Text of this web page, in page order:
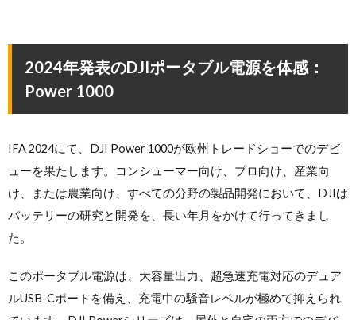
2024年発表のDJIポータブル電源を体感：
Power 1000
IFA 2024にて、DJI Power 1000が欧州トレードショーでのデビ
ューを果たします。コンシューマー向け、プロ向け、産業向
け、または農業向け、すべての分野の製品開発において、DJIは
バッテリーの研究と開発を、長い年月をかけて行ってきまし
た。
このポータブル電源は、大容量出力、超急速充電対応のデュア
ルUSB-Cポートを備え、充電中の騒音レベルが極めて抑えられ